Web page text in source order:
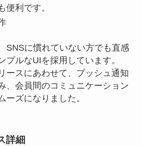
便利です。
SNSに慣れていない方でも直感
プルなUIを採用しています。
ースにあわせて、プッシュ通知
、会員間のコミュニケーション
ーズになりました。
詳細